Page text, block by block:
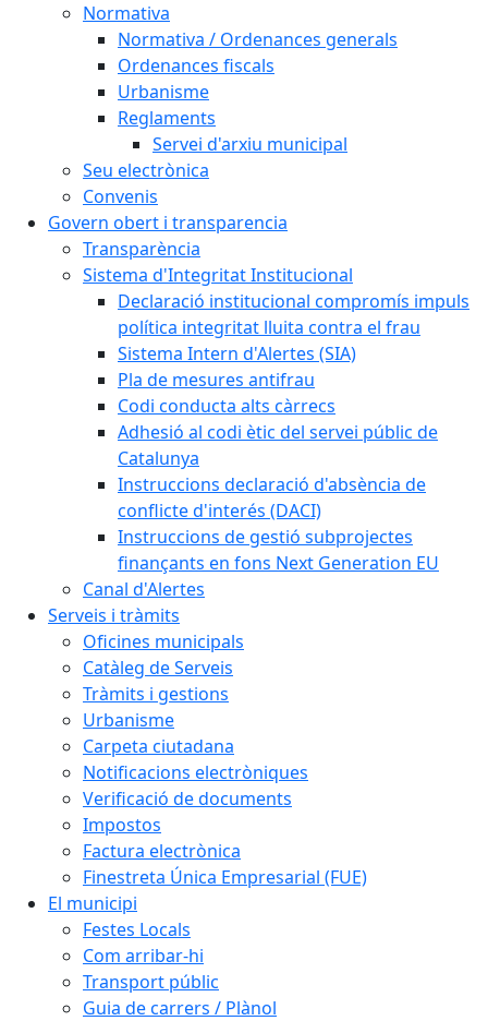
Normativa
Normativa / Ordenances generals
Ordenances fiscals
Urbanisme
Reglaments
Servei d'arxiu municipal
Seu electrònica
Convenis
Govern obert i transparencia
Transparència
Sistema d'Integritat Institucional
Declaració institucional compromís impuls
política integritat lluita contra el frau
Sistema Intern d'Alertes (SIA)
Pla de mesures antifrau
Codi conducta alts càrrecs
Adhesió al codi ètic del servei públic de
Catalunya
Instruccions declaració d'absència de
conflicte d'interés (DACI)
Instruccions de gestió subprojectes
finançants en fons Next Generation EU
Canal d'Alertes
Serveis i tràmits
Oficines municipals
Catàleg de Serveis
Tràmits i gestions
Urbanisme
Carpeta ciutadana
Notificacions electròniques
Verificació de documents
Impostos
Factura electrònica
Finestreta Única Empresarial (FUE)
El municipi
Festes Locals
Com arribar-hi
Transport públic
Guia de carrers / Plànol